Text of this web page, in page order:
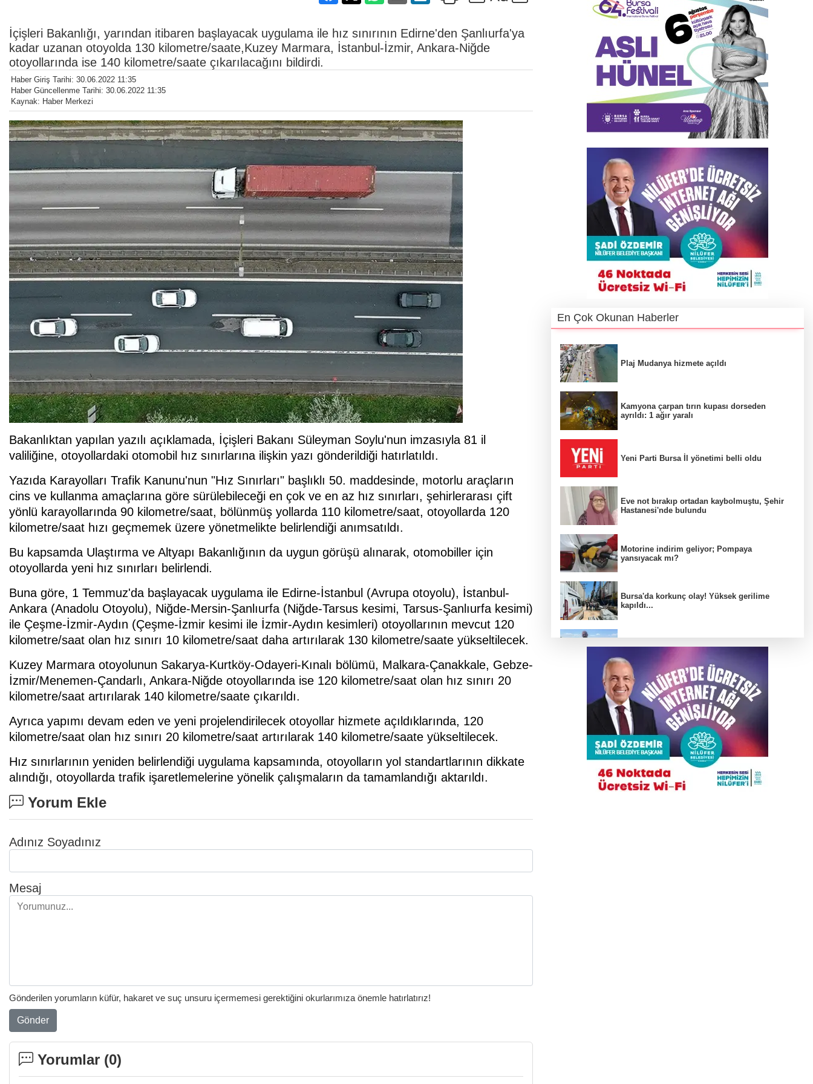
İçişleri Bakanlığı, yarından itibaren başlayacak uygulama ile hız sınırının Edirne'den Şanlıurfa'ya
kadar uzanan otoyolda 130 kilometre/saate,Kuzey Marmara, İstanbul-İzmir, Ankara-Niğde
otoyollarında ise 140 kilometre/saate çıkarılacağını bildirdi.
Haber Giriş Tarihi: 30.06.2022 11:35
Haber Güncellenme Tarihi: 30.06.2022 11:35
Kaynak: Haber Merkezi
Bakanlıktan yapılan yazılı açıklamada, İçişleri Bakanı Süleyman Soylu'nun imzasıyla 81 il
valiliğine, otoyollardaki otomobil hız sınırlarına ilişkin yazı gönderildiği hatırlatıldı.
Yazıda Karayolları Trafik Kanunu'nun "Hız Sınırları" başlıklı 50. maddesinde, motorlu araçların
cins ve kullanma amaçlarına göre sürülebileceği en çok ve en az hız sınırları, şehirlerarası çift
yönlü karayollarında 90 kilometre/saat, bölünmüş yollarda 110 kilometre/saat, otoyollarda 120
kilometre/saat hızı geçmemek üzere yönetmelikte belirlendiği anımsatıldı.
Bu kapsamda Ulaştırma ve Altyapı Bakanlığının da uygun görüşü alınarak, otomobiller için
otoyollarda yeni hız sınırları belirlendi.
Buna göre, 1 Temmuz'da başlayacak uygulama ile Edirne-İstanbul (Avrupa otoyolu), İstanbul-
Ankara (Anadolu Otoyolu), Niğde-Mersin-Şanlıurfa (Niğde-Tarsus kesimi, Tarsus-Şanlıurfa kesimi)
ile Çeşme-İzmir-Aydın (Çeşme-İzmir kesimi ile İzmir-Aydın kesimleri) otoyollarının mevcut 120
kilometre/saat olan hız sınırı 10 kilometre/saat daha artırılarak 130 kilometre/saate yükseltilecek.
Kuzey Marmara otoyolunun Sakarya-Kurtköy-Odayeri-Kınalı bölümü, Malkara-Çanakkale, Gebze-
İzmir/Menemen-Çandarlı, Ankara-Niğde otoyollarında ise 120 kilometre/saat olan hız sınırı 20
kilometre/saat artırılarak 140 kilometre/saate çıkarıldı.
Ayrıca yapımı devam eden ve yeni projelendirilecek otoyollar hizmete açıldıklarında, 120
kilometre/saat olan hız sınırı 20 kilometre/saat artırılarak 140 kilometre/saate yükseltilecek.
Hız sınırlarının yeniden belirlendiği uygulama kapsamında, otoyolların yol standartlarının dikkate
alındığı, otoyollarda trafik işaretlemelerine yönelik çalışmaların da tamamlandığı aktarıldı.
Yorum Ekle
Adınız Soyadınız
Mesaj
Gönderilen yorumların küfür, hakaret ve suç unsuru içermemesi gerektiğini okurlarımıza önemle hatırlatırız!
Gönder
Yorumlar (0)
En Çok Okunan Haberler
Plaj Mudanya hizmete açıldı
Kamyona çarpan tırın kupası dorseden
ayrıldı: 1 ağır yaralı
Yeni Parti Bursa İl yönetimi belli oldu
Eve not bırakıp ortadan kaybolmuştu, Şehir
Hastanesi'nde bulundu
Motorine indirim geliyor; Pompaya
yansıyacak mı?
Bursa'da korkunç olay! Yüksek gerilime
kapıldı...
Bursa'daki bu köyde çiftçi çok rahat!
Otomobil İETT otobüsüne çarptı: 1’i polis
memuru 3 kişi öldü
Yeni Parti Osmangazi Kurucu Yönetimi
açıklandı
İnegöl'de motosikletle silahlı saldırı!